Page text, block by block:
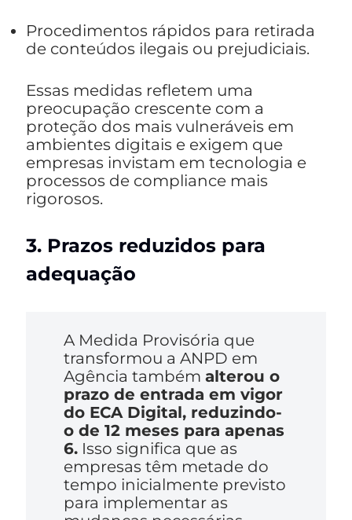
Procedimentos rápidos para retirada
de conteúdos ilegais ou prejudiciais.
Essas medidas refletem uma
preocupação crescente com a
proteção dos mais vulneráveis em
ambientes digitais e exigem que
empresas invistam em tecnologia e
processos de compliance mais
rigorosos.
3. Prazos reduzidos para
adequação
A Medida Provisória que
transformou a ANPD em
Agência também alterou o
prazo de entrada em vigor
do ECA Digital, reduzindo-
o de 12 meses para apenas
6.Isso significa que as
empresas têm metade do
tempo inicialmente previsto
para implementar as